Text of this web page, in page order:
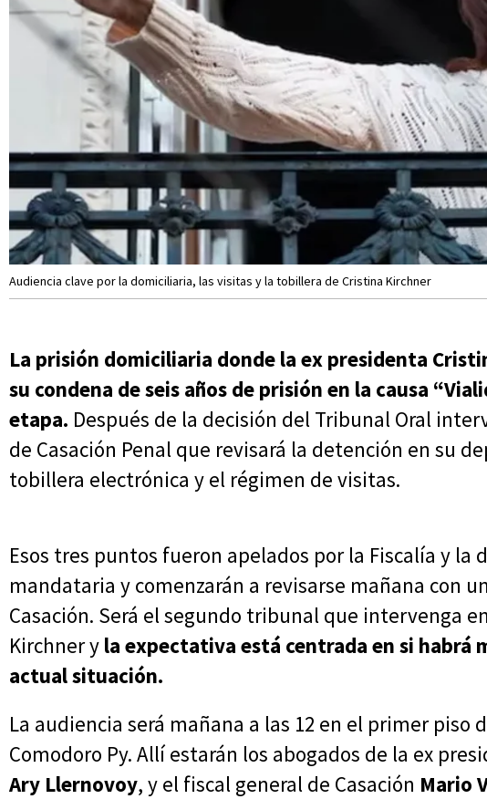
Audiencia clave por la domiciliaria, las visitas y la tobillera de Cristina Kirchner
La prisión domiciliaria donde la ex presidenta
su condena de seis años de prisión en la causa
etapa. Después de la decisión del Tribunal Oral
de Casación Penal que revisará la detención en su
tobillera electrónica y el régimen de visitas.
Esos tres puntos fueron apelados por la Fiscalía y la
mandataria y comenzarán a revisarse mañana con
Casación. Será el segundo tribunal que intervenga
Kirchner y la expectativa está centrada en si habrá
actual situación.
La audiencia será mañana a las 12 en el primer piso
Comodoro Py. Allí estarán los abogados de la ex
Ary Llernovoy, y el fiscal general de Casación Mario